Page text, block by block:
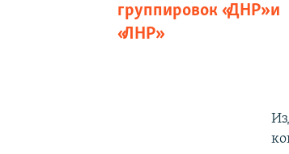
группировок «ДНР» и
«ЛНР»